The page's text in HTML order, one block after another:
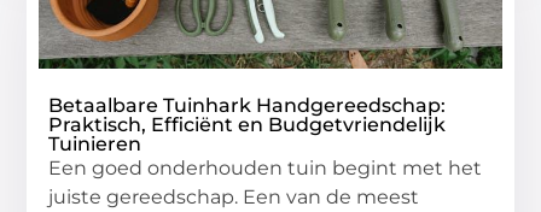
Betaalbare Tuinhark Handgereedschap:
Praktisch, Efficiënt en Budgetvriendelijk
Tuinieren
Een goed onderhouden tuin begint met het
juiste gereedschap. Een van de meest